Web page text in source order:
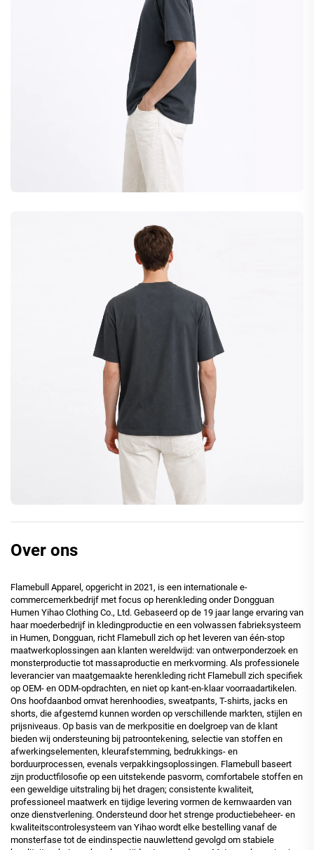
Over ons
Flamebull Apparel, opgericht in 2021, is een internationale e-
commercemerkbedrijf met focus op herenkleding onder Dongguan
Humen Yihao Clothing Co., Ltd. Gebaseerd op de 19 jaar lange ervaring van
haar moederbedrijf in kledingproductie en een volwassen fabrieksysteem
in Humen, Dongguan, richt Flamebull zich op het leveren van één-stop
maatwerkoplossingen aan klanten wereldwijd: van ontwerponderzoek en
monsterproductie tot massaproductie en merkvorming. Als professionele
leverancier van maatgemaakte herenkleding richt Flamebull zich specifiek
op OEM- en ODM-opdrachten, en niet op kant-en-klaar voorraadartikelen.
Ons hoofdaanbod omvat herenhoodies, sweatpants, T-shirts, jacks en
shorts, die afgestemd kunnen worden op verschillende markten, stijlen en
prijsniveaus. Op basis van de merkpositie en doelgroep van de klant
bieden wij ondersteuning bij patroontekening, selectie van stoffen en
afwerkingselementen, kleurafstemming, bedrukkings- en
borduurprocessen, evenals verpakkingsoplossingen. Flamebull baseert
zijn productfilosofie op een uitstekende pasvorm, comfortabele stoffen en
een geweldige uitstraling bij het dragen; consistente kwaliteit,
professioneel maatwerk en tijdige levering vormen de kernwaarden van
onze dienstverlening. Ondersteund door het strenge productiebeheer- en
kwaliteitscontrolesysteem van Yihao wordt elke bestelling vanaf de
monsterfase tot de eindinspectie nauwlettend gevolgd om stabiele